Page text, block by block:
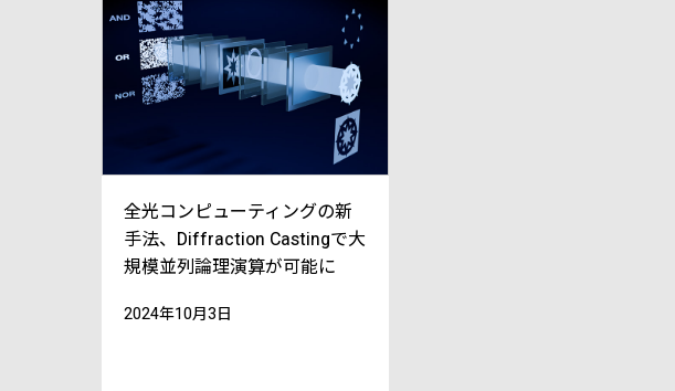
全光コンピューティングの新
手法、Diffraction Castingで大
規模並列論理演算が可能に
2024年10月3日